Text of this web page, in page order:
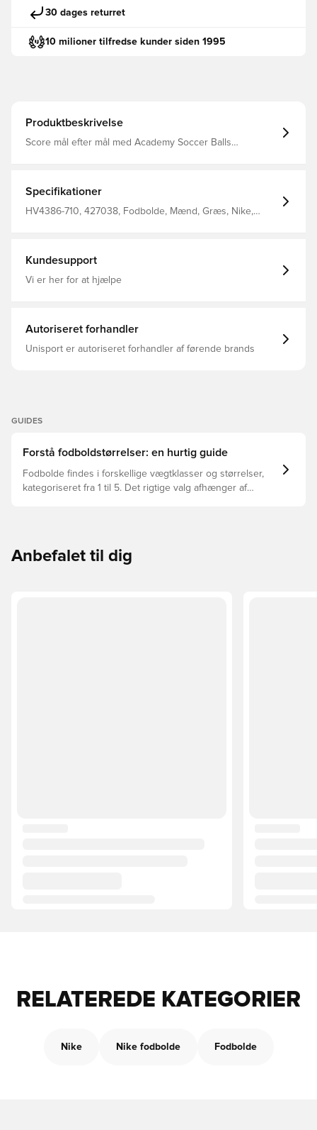
30 dages returret
10 milioner tilfredse kunder siden 1995
Produktbeskrivelse
Score mål efter mål med Academy Soccer Balls
Specifikationer
HV4386-710, 427038, Fodbolde, Mænd, Græs, Nike,
Kundesupport
Vi er her for at hjælpe
Autoriseret forhandler
Unisport er autoriseret forhandler af førende brands
GUIDES
Forstå fodboldstørrelser: en hurtig guide
Fodbolde findes i forskellige vægtklasser og størrelser,
kategoriseret fra 1 til 5. Det rigtige valg afhænger af
Anbefalet til dig
RELATEREDE KATEGORIER
Nike Nike fodbolde Fodbolde